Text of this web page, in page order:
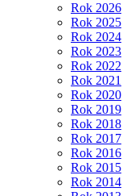
Rok 2026
Rok 2025
Rok 2024
Rok 2023
Rok 2022
Rok 2021
Rok 2020
Rok 2019
Rok 2018
Rok 2017
Rok 2016
Rok 2015
Rok 2014